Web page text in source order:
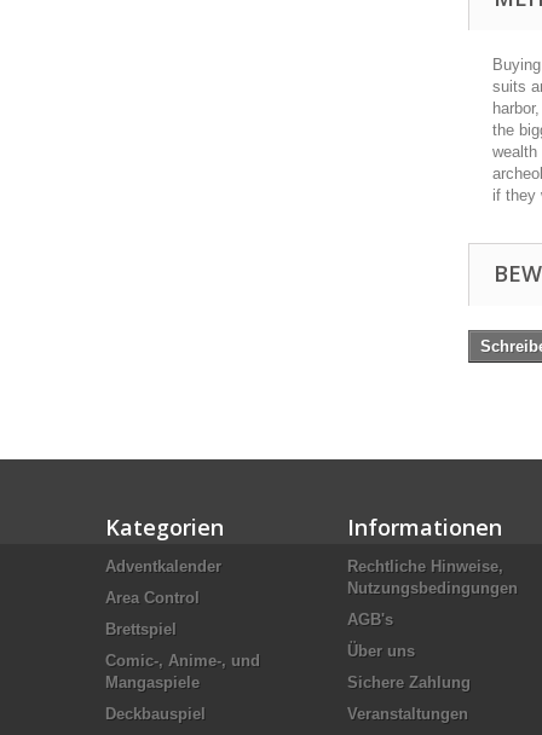
suits
the
wealth
if they
Kategorien
Adventkalender
Area Control
Brettspiel
Comic-, Anime-, und
Mangaspiele
Deckbauspiel
Informationen
Rechtliche Hinweise,
Nutzungsbedingungen
AGB's
Über uns
Sichere Zahlung
Veranstaltungen